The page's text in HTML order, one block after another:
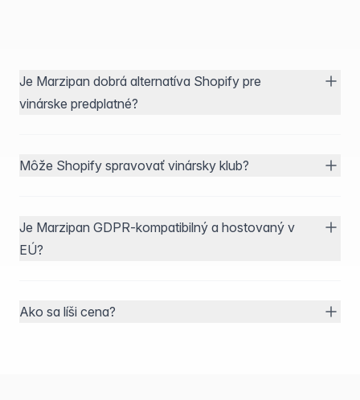
Je Marzipan dobrá alternatíva Shopify pre
vinárske predplatné?
Môže Shopify spravovať vinársky klub?
Je Marzipan GDPR-kompatibilný a hostovaný v
EÚ?
Ako sa líši cena?